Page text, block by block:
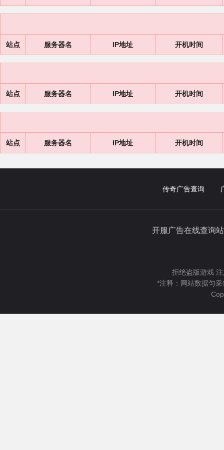
站点 服务器名 IP地址 开机时间
站点 服务器名 IP地址 开机时间
站点 服务器名 IP地址 开机时间
传奇广告查询
开服广告在线查
拒绝盗版游戏
*注释：网站数据匀